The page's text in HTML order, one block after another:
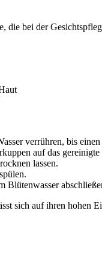
die bei der
verrühren, bis einen
auf das
lassen.
Blütenwasser
sich auf ihren hohen